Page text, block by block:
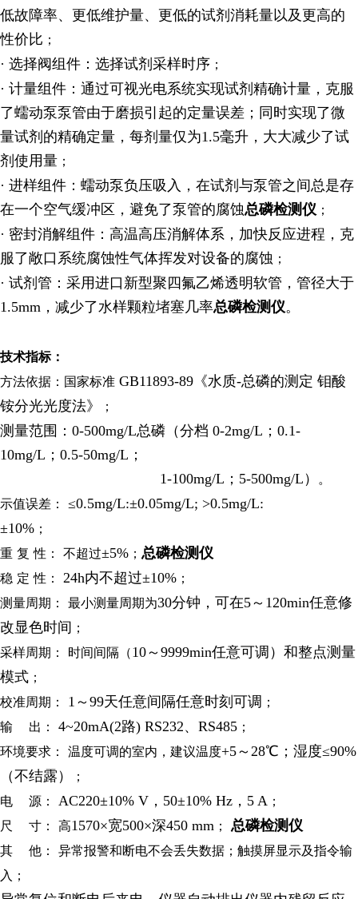
低故障率、更低维护量、更低的试剂消耗量以及更高的
性价比 ；
· 选择阀组件：选择试剂采样时序 ；
· 计量组件：通过可视光电系统实现试剂精确计量，克服
了蠕动泵泵管由于磨损引起的定量误差；同时实现了微
量试剂的精确定量，每剂量仅为1.5毫升，大大减少了试
剂使用量 ；
· 进样组件：蠕动泵负压吸入，在试剂与泵管之间总是存
在一个空气缓冲区，避免了泵管的腐蚀总磷检测仪 ；
· 密封消解组件：高温高压消解体系，加快反应进程，克
服了敞口系统腐蚀性气体挥发对设备的腐蚀 ；
· 试剂管：采用进口新型聚四氟乙烯透明软管，管径大于
1.5mm，减少了水样颗粒堵塞几率总磷检测仪。
技术指标：
方法依据：国家标准 GB11893-89《水质-总磷的测定 钼酸
铵分光光度法》
；
测量范围：0-500mg/L总磷（分档 0-2mg/L；0.1-
10mg/L；0.5-50mg/L；
1-100mg/L；5-500mg/L）
。
示值误差：
≤0.5mg/L:±0.05mg/L; >0.5mg/L:
±10% ；
重 复 性： 不超过±5% ； 总磷检测仪
稳 定 性： 24h内不超过±10% ；
测量周期：
最小测量周期为30分钟，可在5～120min任意修
改显色时间 ；
采样周期：
时间间隔（10～9999min任意可调）和整点测量
模式 ；
校准周期：
1～99天任意间隔任意时刻可调 ；
输
出： 4~20mA(2路) RS232、RS485 ；
环境要求：
温度可调的室内，建议温度+5～28℃；湿度≤90%
（不结露）
；
电
源： AC220±10% V，50±10% Hz，5 A ；
尺
寸： 高1570×宽500×深450 mm ； 总磷检测仪
其 他：
异常报警和断电不会丢失数据；触摸屏显示及指令输
入；